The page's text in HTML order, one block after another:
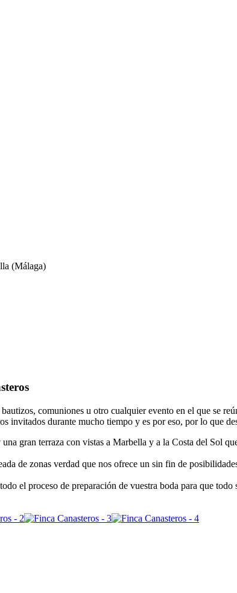
(Málaga)
comuniones u otro cualquier evento en el que se
invitados durante mucho tiempo y es por eso, por lo que
gran terraza con vistas a Marbella y a la Costa del Sol
de zonas verdad que nos ofrece un sin fin de
el proceso de preparación de vuestra boda para que